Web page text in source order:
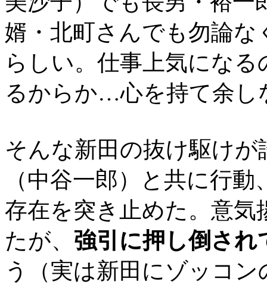
婿・北町さんでも勿論
らしい。仕事上気にな
るからか…心を持て余し
そんな新田の抜け駆け
（中谷一郎）と共に行
存在を突き止めた。意
たが、 強引に押し倒され
う（実は新田にゾッコ